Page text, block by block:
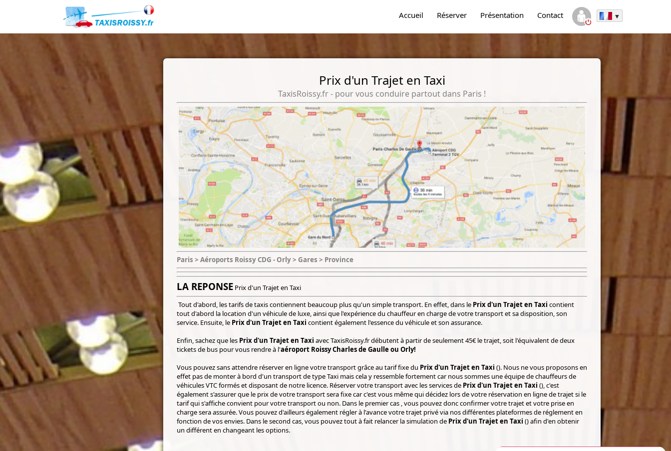
Accueil Réserver Présentation Contact
Prix d'un Trajet en Taxi
TaxisRoissy.fr - pour vous conduire partout dans Paris !
Paris > Aéroports Roissy CDG - Orly > Gares > Province
LA REPONSE Prix d'un Trajet en Taxi
Tout d'abord, les tarifs de taxis contiennent beaucoup plus qu'un simple transport. En effet, dans le Prix d'un Trajet en Taxi contient
tout d'abord la location d'un véhicule de luxe, ainsi que l'expérience du chauffeur en charge de votre transport et sa disposition, son
service. Ensuite, le Prix d'un Trajet en Taxi contient également l'essence du véhicule et son assurance.
Enfin, sachez que les Prix d'un Trajet en Taxi avec TaxisRoissy.fr débutent à partir de seulement 45€ le trajet, soit l'équivalent de deux
tickets de bus pour vous rendre à l'aéroport Roissy Charles de Gaulle ou Orly!
Vous pouvez sans attendre réserver en ligne votre transport grâce au tarif fixe du Prix d'un Trajet en Taxi (). Nous ne vous proposons en
effet pas de monter à bord d'un transport de type Taxi mais cela y ressemble fortement car nous sommes une équipe de chauffeurs de
véhicules VTC formés et disposant de notre licence. Réserver votre transport avec les services de Prix d'un Trajet en Taxi (), c'est
également s'assurer que le prix de votre transport sera fixe car c'est vous même qui décidez lors de votre réservation en ligne de trajet si le
tarif qui s'affiche convient pour votre transport ou non. Dans le premier cas , vous pouvez donc confirmer votre trajet et votre prise en
charge sera assurée. Vous pouvez d'ailleurs également régler à l'avance votre trajet privé via nos différentes plateformes de réglement en
fonction de vos envies. Dans le second cas, vous pouvez tout à fait relancer la simulation de Prix d'un Trajet en Taxi () afin d'en obtenir
un différent en changeant les options.